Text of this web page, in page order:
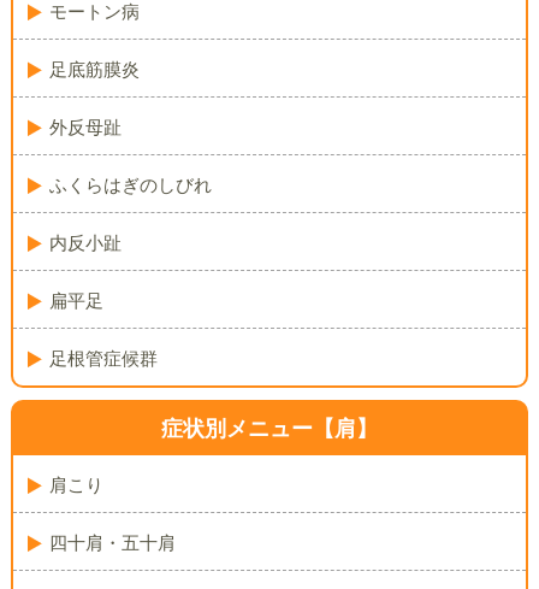
モートン病
足底筋膜炎
外反母趾
ふくらはぎのしびれ
内反小趾
扁平足
足根管症候群
症状別メニュー【肩】
肩こり
四十肩・五十肩